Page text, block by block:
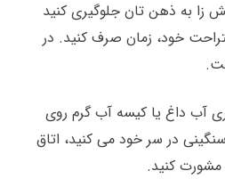
زا به ذهن تان جلوگیری کنید
خود، زمان صرف کنید. در
آب داغ یا کیسه آب گرم روی
در سر خود می کنید، اتاق
کنید.